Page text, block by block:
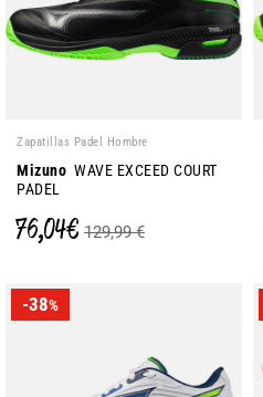
Zapatillas Padel Hombre
Mizuno WAVE EXCEED COURT
PADEL
76,04 € 129,99 €
-38%